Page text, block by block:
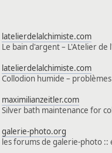
latelierdelalchimiste.com
Le bain d'argent – L'Atelier de
latelierdelalchimiste.com
Collodion humide –
maximilianzeitler.com
Silver bath maintenance for
galerie-photo.org
les forums de galerie-photo ::